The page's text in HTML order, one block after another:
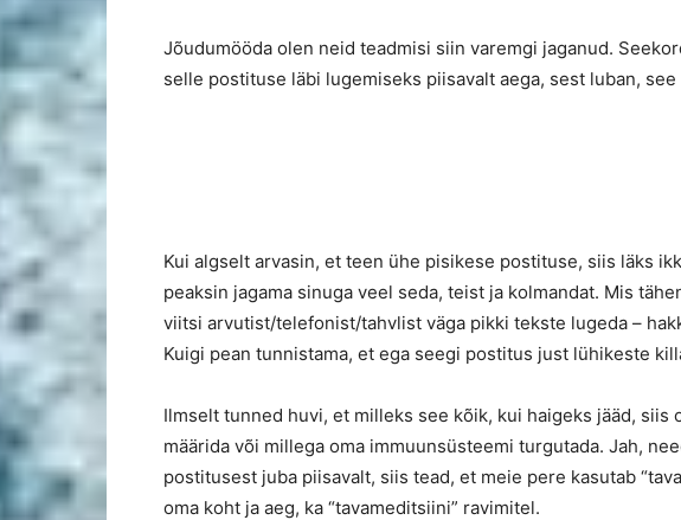
Jõudumööda olen neid teadmisi siin varemgi jaganud.
selle postituse läbi lugemiseks piisavalt aega, sest luban,
Kui algselt arvasin, et teen ühe pisikese postituse, siis läks
peaksin jagama sinuga veel seda, teist ja kolmandat. Mis
viitsi arvutist/telefonist/tahvlist väga pikki tekste lugeda –
Kuigi pean tunnistama, et ega seegi postitus just lühikeste
Ilmselt tunned huvi, et milleks see kõik, kui haigeks jääd,
määrida või millega oma immuunsüsteemi turgutada. Jah,
postitusest juba piisavalt, siis tead, et meie pere kasutab
oma koht ja aeg, ka “tavameditsiini” ravimitel.